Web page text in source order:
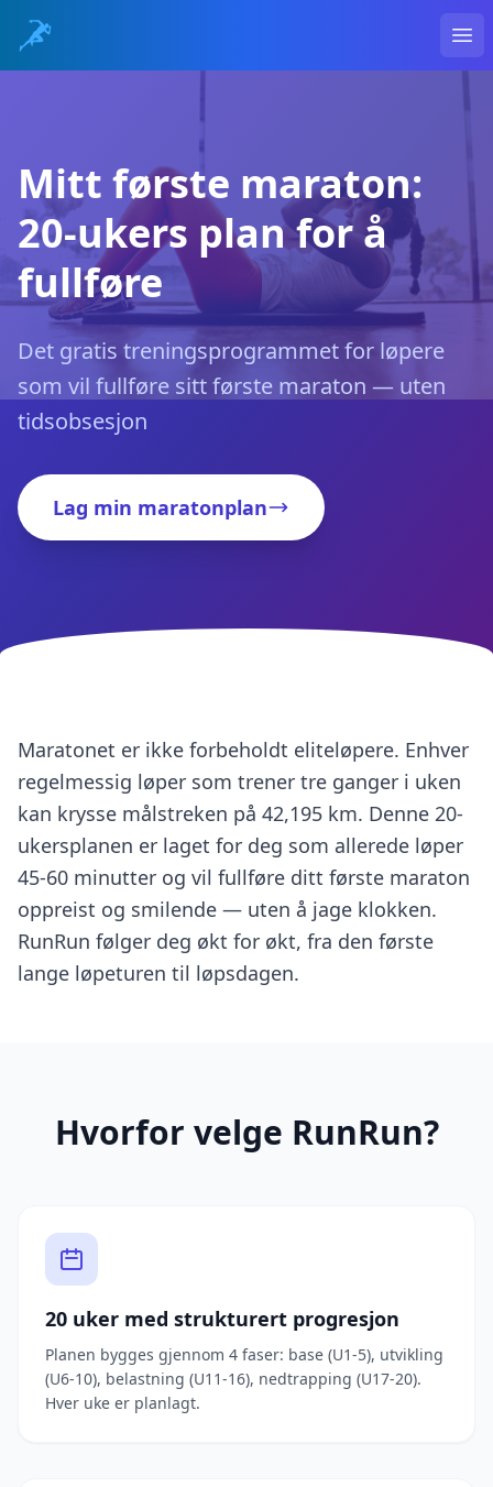
Mitt første maraton:
20-ukers plan for å
fullføre
Det gratis treningsprogrammet for løpere
som vil fullføre sitt første maraton — uten
tidsobsesjon
Lag min maratonplan
Maratonet er ikke forbeholdt eliteløpere. Enhver
regelmessig løper som trener tre ganger i uken
kan krysse målstreken på 42,195 km. Denne 20-
ukersplanen er laget for deg som allerede løper
45-60 minutter og vil fullføre ditt første maraton
oppreist og smilende — uten å jage klokken.
RunRun følger deg økt for økt, fra den første
lange løpeturen til løpsdagen.
Hvorfor velge RunRun?
20 uker med strukturert progresjon
Planen bygges gjennom 4 faser: base (U1-5), utvikling
(U6-10), belastning (U11-16), nedtrapping (U17-20).
Hver uke er planlagt.